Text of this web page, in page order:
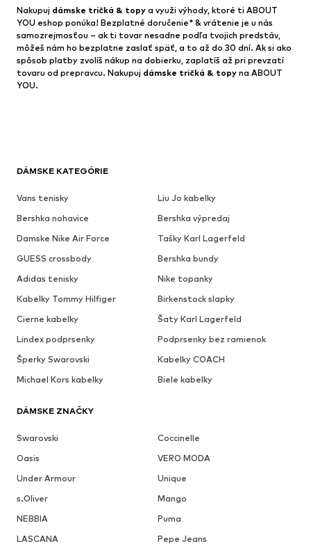
DÁMSKE KATEGÓRIE
Vans tenisky
Liu Jo kabelky
Bershka nohavice
Bershka výpredaj
Damske Nike Air Force
Tašky Karl Lagerfeld
GUESS crossbody
Bershka bundy
Adidas tenisky
Nike topanky
Kabelky Tommy Hilfiger
Birkenstock slapky
Cierne kabelky
Šaty Karl Lagerfeld
Lindex podprsenky
Podprsenky bez ramienok
Šperky Swarovski
Kabelky COACH
Michael Kors kabelky
Biele kabelky
DÁMSKE ZNAČKY
Swarovski
Coccinelle
Oasis
VERO MODA
Under Armour
Unique
s.Oliver
Mango
NEBBIA
Puma
LASCANA
Pepe Jeans
Nakupuj dámske tričká & topy a využi výhody, ktoré ti ABOUT
YOU eshop ponúka! Bezplatné doručenie* & vrátenie je u nás
samozrejmosťou – ak ti tovar nesadne podľa tvojich predstáv,
môžeš nám ho bezplatne zaslať späť, a to až do 30 dní. Ak si ako
spôsob platby zvolíš nákup na dobierku, zaplatíš až pri prevzatí
tovaru od prepravcu. Nakupuj dámske tričká & topy na ABOUT
YOU.